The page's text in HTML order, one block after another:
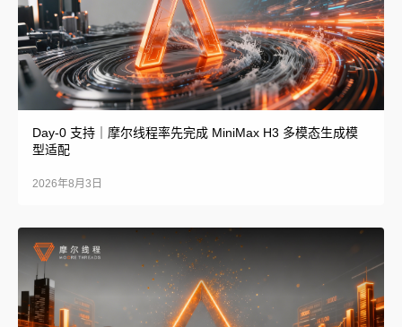
Day-0 支持｜摩尔线程率先完成 MiniMax H3 多模态生成模
型适配
2026年8月3日